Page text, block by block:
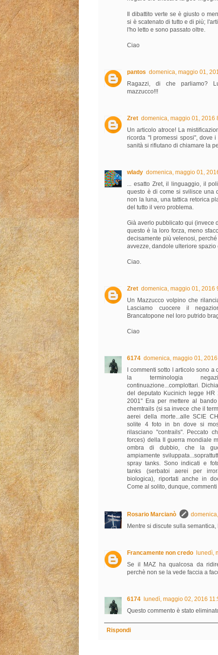
Il dibattito verte se è giusto o
si è scatenato di tutto e di più;
l'ho letto e sono passato oltre.
Ciao
pantos domenica, maggio 01,
Ragazzi, di che parliamo?
mazzucco!!!
Zret domenica, maggio 01, 2016
Un articolo atroce! La
ricorda "I promessi sposi", dove
sanità si rifiutano di chiamare la
wlady domenica, maggio 01,
... esatto Zret, il linguaggio, il
questo è di come si svilisce una
non la luna, una tattica retorica
del tutto il vero problema.
Già averlo pubblicato qui (invece
questo è la loro forza, meno
decisamente più velenosi,
avvezze, dandole ulteriore spazio
Ciao.
Zret domenica, maggio 01, 2016
Un Mazzucco volpino che
Lasciamo cuocere il
Brancatopone nel loro putrido
Ciao
6174 domenica, maggio 01,
I commenti sotto l articolo sono
la terminologia
continuazione...complottari.
del deputato Kucinich legge HR
2001" Era per mettere al
chemtrails (si sa invece che il
aerei della morte...alle SCIE
solite 4 foto in bn dove si
rilasciano "contrails". Peccato
forces) della II guerra mondiale
ombra di dubbio, che la
ampiamente
spray tanks. Sono indicati e
tanks (serbatoi aerei per
biologica), riportati anche in
Come al solito, dunque,
Rosario Marcianò
Mentre si discute sulla
Francamente non credo
lunedì,
Se il MAZ ha qualcosa da
perchè non se la vede faccia a
6174
lunedì, maggio 02, 2016
Questo commento è stato
Rispondi